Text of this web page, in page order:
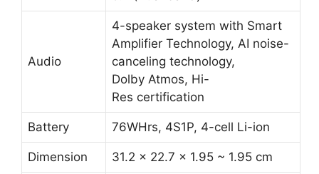
Battery 76WHrs, 4S1P, 4-cell Li-ion
31.2 x 22.7 x 1.95 ~ 1.95 cm
Weight 1.72 Kg
Eclipse Gray, Moonlight White
Rp28.999.000 (Ryzen™ 7/RX
RAM/512GB SSD)